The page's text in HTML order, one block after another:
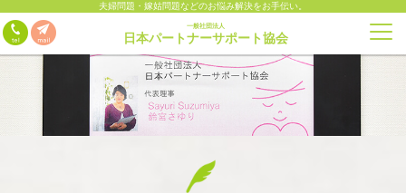
夫婦問題・嫁姑問題などのお悩み解決をお手伝い。
一般社団法人
日本パートナーサポート協会